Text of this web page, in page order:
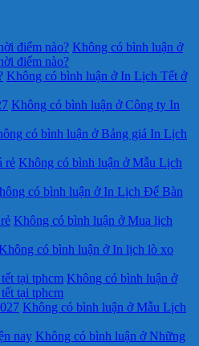
điểm nào? Không có bình luận ở
điểm nào?
Không có bình luận ở In Lịch Tết ở
Không có bình luận ở Công ty In
có bình luận ở Bảng giá In Lịch
rẻ Không có bình luận ở Mẫu Lịch
có bình luận ở In Lịch Để Bàn
Không có bình luận ở Mua lịch
có bình luận ở In lịch lò xo
tại tphcm Không có bình luận ở
tại tphcm
Không có bình luận ở Mẫu Lịch
nay Không có bình luận ở Những